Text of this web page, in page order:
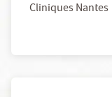
Cliniques Nantes